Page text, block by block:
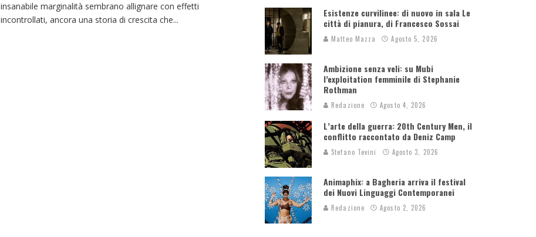
insanabile marginalità sembrano allignare con effetti
incontrollati, ancora una storia di crescita che...
Esistenze curvilinee: di nuovo in sala Le
città di pianura, di Francesco Sossai
Matteo Mazza Agosto 5, 2026
Ambizione senza veli: su Mubi
l’exploitation femminile di Stephanie
Rothman
Redazione Agosto 4, 2026
L’arte della guerra: 20th Century Men, il
conflitto raccontato da Deniz Camp
Stefano Tevini Agosto 3, 2026
Animaphix: a Bagheria arriva il festival
dei Nuovi Linguaggi Contemporanei
Redazione Agosto 2, 2026